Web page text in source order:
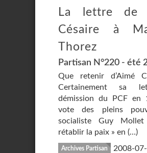
La lettre de
Césaire à
Thorez
Partisan N°220 - été
Que retenir d’Aimé
Certainement sa
démission du PCF en
vote des pleins
socialiste Guy
rétablir la paix » en (…)
Archives Partisan 2008-07-